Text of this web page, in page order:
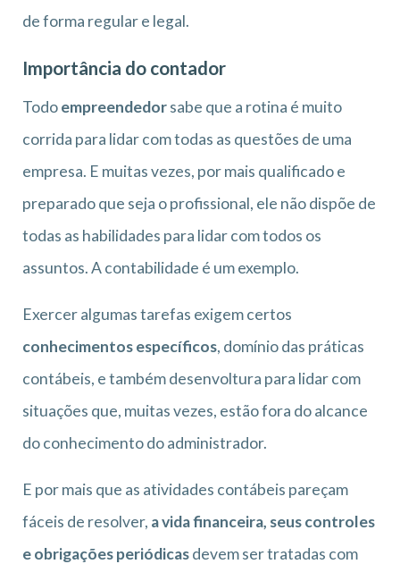
de forma regular e legal.
Importância do contador
Todoempreendedorsabe que a rotina é muito
corrida para lidar com todas as questões de uma
empresa. E muitas vezes, por mais qualificado e
preparado que seja o profissional, ele não dispõe de
todas as habilidades para lidar com todos os
assuntos. A contabilidade é um exemplo.
Exercer algumas tarefas exigem certos
conhecimentos específicos, domínio das práticas
contábeis, e também desenvoltura para lidar com
situações que, muitas vezes, estão fora do alcance
do conhecimento do administrador.
E por mais que as atividades contábeis pareçam
fáceis de resolver, a vida financeira, seus controles
e obrigações periódicasdevem ser tratadas com